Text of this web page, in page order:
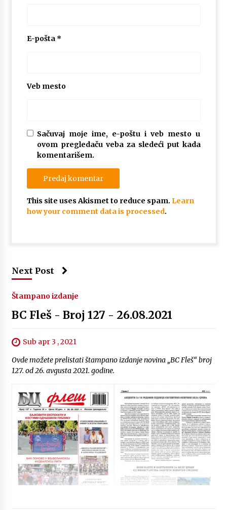
E-pošta *
Veb mesto
Sačuvaj moje ime, e-poštu i veb mesto u
ovom pregledaču veba za sledeći put kada
komentarišem.
This site uses Akismet to reduce spam. Learn
how your comment data is processed.
Next Post
Štampano izdanje
BC Fleš - Broj 127 - 26.08.2021
Sub apr 3 , 2021
Ovde možete prelistati štampano izdanje novina „BC Fleš“ broj
127. od 26. avgusta 2021. godine.